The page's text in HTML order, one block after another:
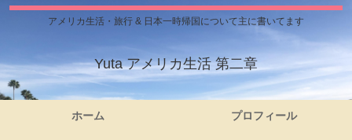
アメリカ生活・旅行 & 日本一時帰国について主に書いてます
Yuta アメリカ生活 第二章
ホーム プロフィール